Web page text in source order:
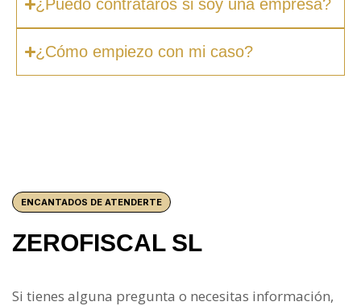
¿Puedo contrataros si soy una empresa?
¿Cómo empiezo con mi caso?
ENCANTADOS DE ATENDERTE
ZEROFISCAL SL
Si tienes alguna pregunta o necesitas información,